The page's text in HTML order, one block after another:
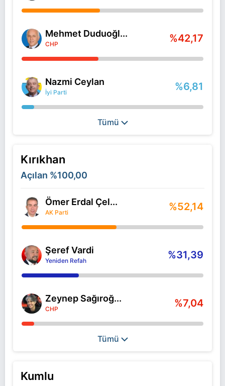
Mehmet Duduoğl...
CHP %42,17
Nazmi Ceylan
İyi Parti %6,81
Tümü
Kırıkhan
Açılan %100,00
Ömer Erdal Çel...
AK Parti %52,14
Şeref Vardi
Yeniden Refah %31,39
Zeynep Sağıroğ...
CHP %7,04
Tümü
Kumlu